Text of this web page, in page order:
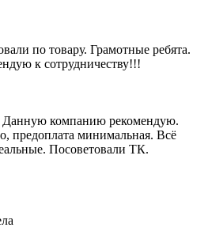
по товару. Грамотные ребята.
к сотрудничеству!!!
Данную компанию рекомендую.
предоплата минимальная. Всё
Посоветовали ТК.